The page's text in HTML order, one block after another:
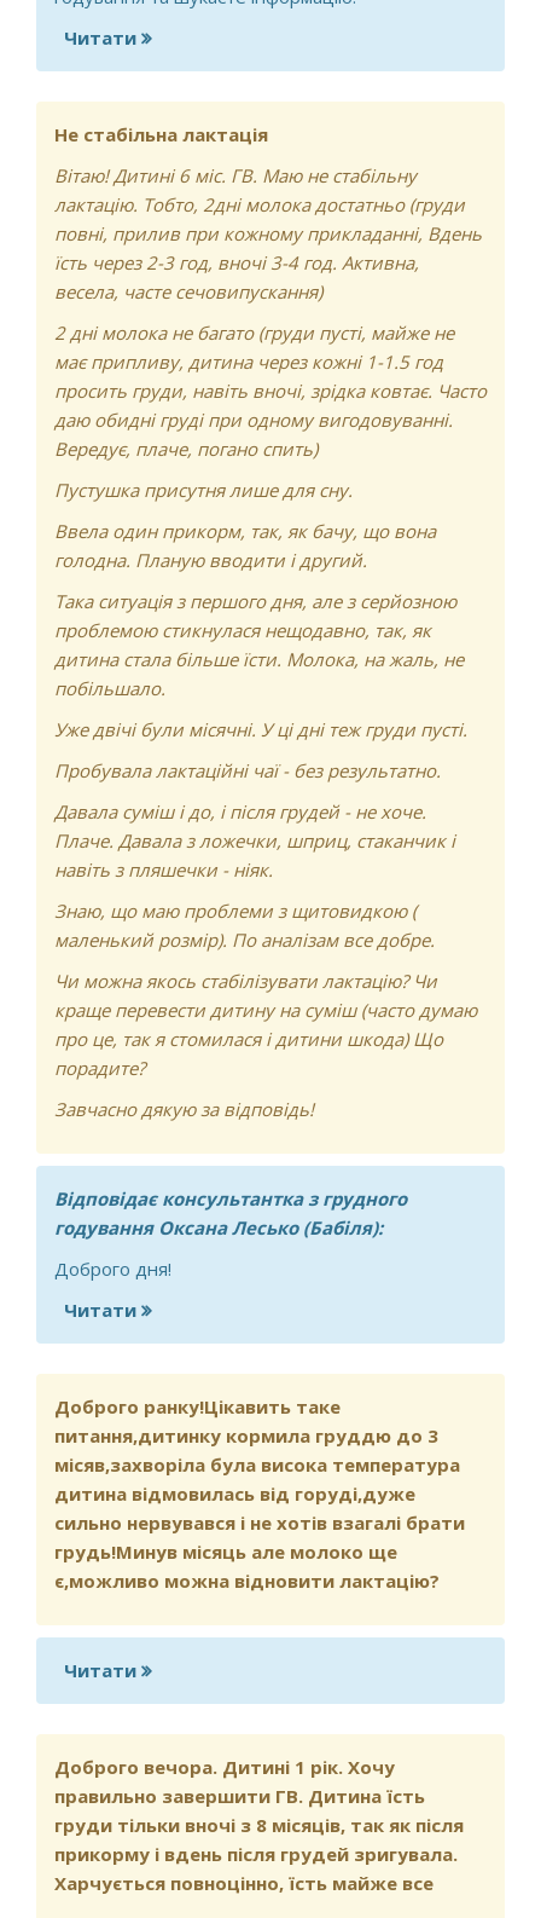
Читати про Доброго дня скажіть будь ласка
чи можливо вернути грудне молоко
якщо воно зовсім пропало дитина
була перший місяць на грудному після
дитині 4 місяці чи можливо вернути
молоко і що потрібно робити щоб
його вернути?
Не стабільна лактація
Вітаю! Дитині 6 міс. ГВ. Маю не стабільну
лактацію. Тобто, 2дні молока достатньо (груди
повні, прилив при кожному прикладанні, Вдень
їсть через 2-3 год, вночі 3-4 год. Активна,
весела, часте сечовипускання)
2 дні молока не багато (груди пусті, майже не
має припливу, дитина через кожні 1-1.5 год
просить груди, навіть вночі, зрідка ковтає. Часто
даю обидні груді при одному вигодовуванні.
Вередує, плаче, погано спить)
Пустушка присутня лише для сну.
Ввела один прикорм, так, як бачу, що вона
голодна. Планую вводити і другий.
Така ситуація з першого дня, але з серйозною
проблемою стикнулася нещодавно, так, як
дитина стала більше їсти. Молока, на жаль, не
побільшало.
Уже двічі були місячні. У ці дні теж груди пусті.
Пробувала лактаційні чаї - без результатно.
Давала суміш і до, і після грудей - не хоче.
Плаче. Давала з ложечки, шприц, стаканчик і
навіть з пляшечки - ніяк.
Знаю, що маю проблеми з щитовидкою (
маленький розмір). По аналізам все добре.
Чи можна якось стабілізувати лактацію? Чи
краще перевести дитину на суміш (часто думаю
про це, так я стомилася і дитини шкода) Що
порадите?
Завчасно дякую за відповідь!
Відповідає консультантка з грудного
годування Оксана Лесько (Бабіля):
Доброго дня!
Читати про Не стабільна лактація
Доброго ранку!Цікавить таке
питання,дитинку кормила груддю до 3
місяв,захворіла була висока температура
дитина відмовилась від горуді,дуже
сильно нервувався і не хотів взагалі брати
грудь!Минув місяць але молоко ще
є,можливо можна відновити лактацію?
Читати про Доброго ранку!Цікавить таке
питання,дитинку кормила груддю до
3 місяв,захворіла була висока
температура дитина відмовилась від
горуді,дуже сильно нервувався і не
хотів взагалі брати грудь!Минув
місяць але молоко ще є,можливо
можна відновити лактацію?
Доброго вечора. Дитині 1 рік. Хочу
правильно завершити ГВ. Дитина їсть
груди тільки вночі з 8 місяців, так як після
прикорму і вдень після грудей зригувала.
Харчується повноцінно, їсть майже все